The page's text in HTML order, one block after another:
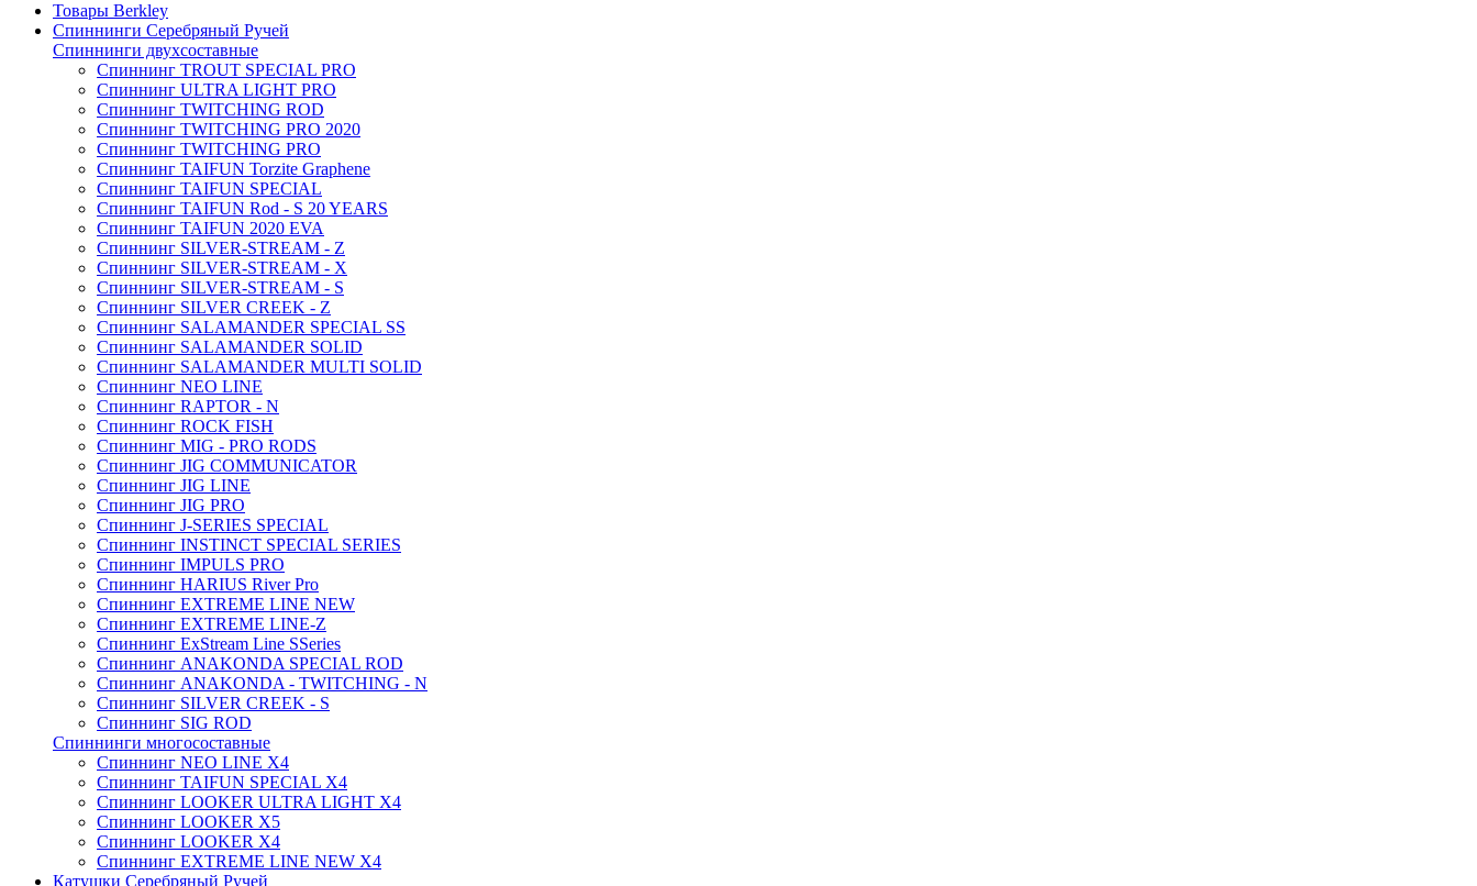
Товары Berkley
Спиннинги Серебряный Ручей
Спиннинги двухсоставные
Спиннинг TROUT SPECIAL PRO
Спиннинг ULTRA LIGHT PRO
Спиннинг TWITCHING ROD
Спиннинг TWITCHING PRO 2020
Спиннинг TWITCHING PRO
Спиннинг TAIFUN Torzite Graphene
Спиннинг TAIFUN SPECIAL
Спиннинг TAIFUN Rod - S 20 YEARS
Спиннинг TAIFUN 2020 EVA
Спиннинг SILVER-STREAM - Z
Спиннинг SILVER-STREAM - X
Спиннинг SILVER-STREAM - S
Спиннинг SILVER CREEK - Z
Спиннинг SALAMANDER SPECIAL SS
Спиннинг SALAMANDER SOLID
Спиннинг SALAMANDER MULTI SOLID
Спиннинг NEO LINE
Спиннинг RAPTOR - N
Спиннинг ROCK FISH
Спиннинг MIG - PRO RODS
Спиннинг JIG COMMUNICATOR
Спиннинг JIG LINE
Спиннинг JIG PRO
Спиннинг J-SERIES SPECIAL
Спиннинг INSTINCT SPECIAL SERIES
Спиннинг IMPULS PRO
Спиннинг HARIUS River Pro
Спиннинг EXTREME LINE NEW
Спиннинг EXTREME LINE-Z
Спиннинг ExStream Line SSeries
Спиннинг ANAKONDA SPECIAL ROD
Спиннинг ANAKONDA - TWITCHING - N
Спиннинг SILVER CREEK - S
Спиннинг SIG ROD
Спиннинги многосоставные
Спиннинг NEO LINE X4
Спиннинг TAIFUN SPECIAL X4
Спиннинг LOOKER ULTRA LIGHT X4
Спиннинг LOOKER X5
Спиннинг LOOKER X4
Спиннинг EXTREME LINE NEW X4
Катушки Серебряный Ручей